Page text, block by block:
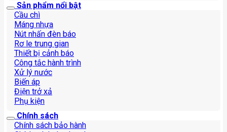
Sản phẩm nổi bật
Cầu chì
Máng nhựa
Nút nhấn đèn báo
Rơ le trung gian
Thiết bị cảnh báo
Công tắc hành trình
Xử lý nước
Biến áp
Điện trở xả
Phụ kiện
Chính sách
Chính sách bảo hành